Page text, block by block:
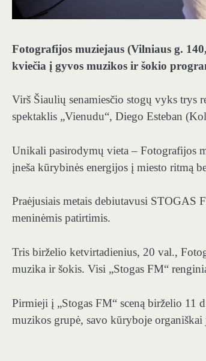
Fotografijos muziejaus (Vilniaus g.
kviečia į gyvos muzikos ir šokio
Virš Šiaulių senamiesčio stogų vyks trys
spektaklis „Vienudu“, Diego Esteban
Unikali pasirodymų vieta – Fotografijos
įneša kūrybinės energijos į miesto ritmą
Praėjusiais metais debiutavusi STOGAS
meninėmis patirtimis.
Tris birželio ketvirtadienius, 20 val.,
muzika ir šokis. Visi „Stogas FM“
Pirmieji į „Stogas FM“ sceną birželio 11
muzikos grupė, savo kūryboje